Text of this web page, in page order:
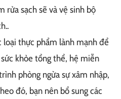
rửa sạch sẽ và vệ sinh bộ
loại thực phẩm lành mạnh để
khỏe tổng thể, hệ miễn
phòng ngừa sự xâm nhập,
đó, bạn nên bổ sung các